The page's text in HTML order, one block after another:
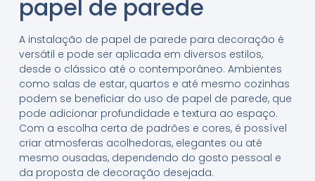
papel de parede
A instalação de papel de parede para decoração é
versátil e pode ser aplicada em diversos estilos,
desde o clássico até o contemporâneo. Ambientes
como salas de estar, quartos e até mesmo cozinhas
podem se beneficiar do uso de papel de parede, que
pode adicionar profundidade e textura ao espaço.
Com a escolha certa de padrões e cores, é possível
criar atmosferas acolhedoras, elegantes ou até
mesmo ousadas, dependendo do gosto pessoal e
da proposta de decoração desejada.